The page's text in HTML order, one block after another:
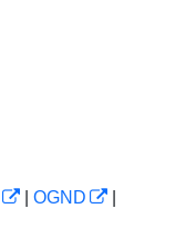
OGND